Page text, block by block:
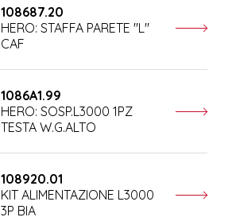
108687.20
HERO: STAFFA PARETE "L"
CAF
1086A1.99
HERO: SOSP.L3000 1PZ
TESTA W.G.ALTO
108920.01
KIT ALIMENTAZIONE L3000
3P BIA